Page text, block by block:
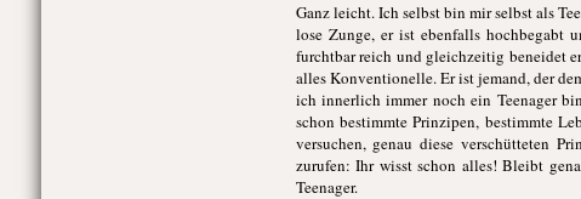
Ganz leicht. Ich selbst bin mir selbst als
lose Zunge, er ist ebenfalls hochbegabt
furchtbar reich und gleichzeitig beneidet
alles Konventionelle. Er ist jemand, der
ich innerlich immer noch ein Teenager
schon bestimmte Prinzipen, bestimmte
versuchen, genau diese verschütteten
zurufen: Ihr wisst schon alles! Bleibt
Teenager.